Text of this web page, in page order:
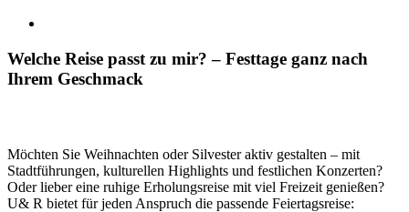
Welche Reise passt zu mir? – Festtage ganz nach
Ihrem Geschmack
Möchten Sie Weihnachten oder Silvester aktiv gestalten – mit
Stadtführungen, kulturellen Highlights und festlichen Konzerten?
Oder lieber eine ruhige Erholungsreise mit viel Freizeit genießen?
U& R bietet für jeden Anspruch die passende Feiertagsreise: